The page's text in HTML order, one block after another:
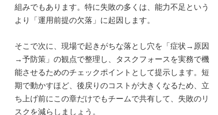
組みでもあります。特に失敗の多くは、能力不足という
より「運用前提の欠落」に起因します。
そこで次に、現場で起きがちな落とし穴を「症状→原因
→予防策」の観点で整理し、タスクフォースを実務で機
能させるためのチェックポイントとして提示します。短
期で動かすほど、後戻りのコストが大きくなるため、立
ち上げ前にこの章だけでもチームで共有して、失敗のリ
スクを減らしましょう。